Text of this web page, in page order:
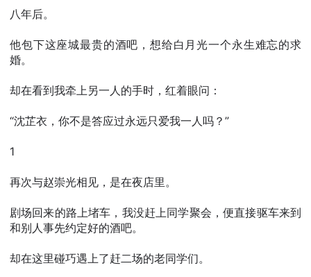
八年后。
他包下这座城最贵的酒吧，想给白月光一个永生难忘的求
婚。
却在看到我牵上另一人的手时，红着眼问：
“沈芷衣，你不是答应过永远只爱我一人吗？”
1
再次与赵崇光相见，是在夜店里。
剧场回来的路上堵车，我没赶上同学聚会，便直接驱车来到
和别人事先约定好的酒吧。
却在这里碰巧遇上了赶二场的老同学们。